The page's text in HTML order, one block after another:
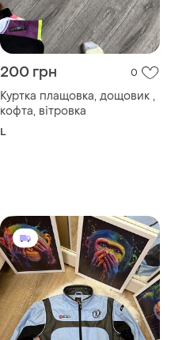
200 грн 0
Куртка плащовка, дощовик ,
кофта, вітровка
L